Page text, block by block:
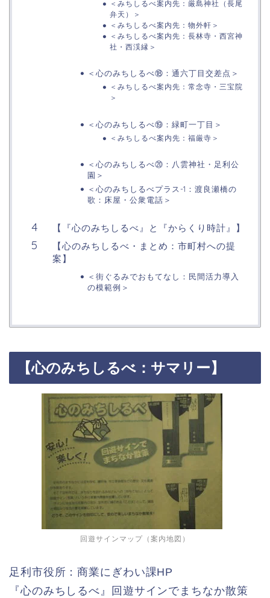
＜みちしるべ案内先：厳島神社（長尾
弁天）＞
＜みちしるべ案内先：物外軒＞
＜みちしるべ案内先：長林寺・西宮神
社・西渓縁＞
＜心のみちしるべ⑱：通六丁目交差点＞
＜みちしるべ案内先：常念寺・三宝院
＞
＜心のみちしるべ⑲：緑町一丁目＞
＜みちしるべ案内先：福厳寺＞
＜心のみちしるべ⑳：八雲神社・足利公
園＞
＜心のみちしるべプラス-1：渡良瀬橋の
歌：床屋・公衆電話＞
【『心のみちしるべ』と『からくり時計』】
【心のみちしるべ・まとめ：市町村への提
案】
＜街ぐるみでおもてなし：民間活力導入
の模範例＞
【心のみちしるべ：サマリー】
回遊サインマップ（案内地図）
足利市役所：商業にぎわい課HP
『心のみちしるべ』回遊サインでまちなか散策